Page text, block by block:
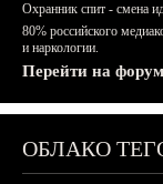
Охранник спит - смена
80% российского
и наркологии.
Перейти на
ОБЛАКО